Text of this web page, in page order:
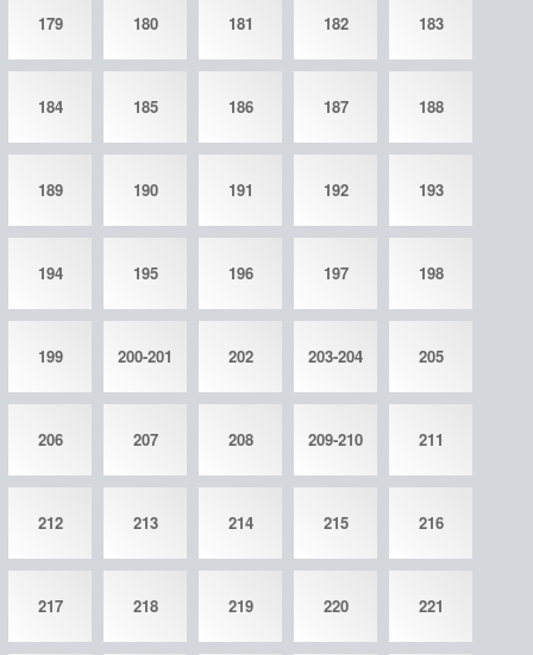
179 180 181 182 183
184 185 186 187 188
189 190 191 192 193
194 195 196 197 198
199 200-201 202 203-204 205
206 207 208 209-210 211
212 213 214 215 216
217 218 219 220 221